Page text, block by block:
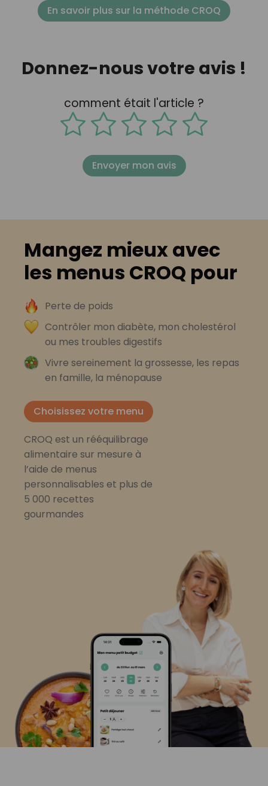
En savoir plus sur la méthode CROQ
Donnez-nous votre avis !
comment était l'article ?
Envoyer mon avis
Mangez mieux avec
les menus CROQ pour
Perte de poids
Contrôler mon diabète, mon cholestérol
ou mes troubles digestifs
Vivre sereinement la grossesse, les repas
en famille, la ménopause
Choisissez votre menu
CROQ est un rééquilibrage
alimentaire sur mesure à
l’aide de menus
personnalisables et plus de
5 000 recettes
gourmandes